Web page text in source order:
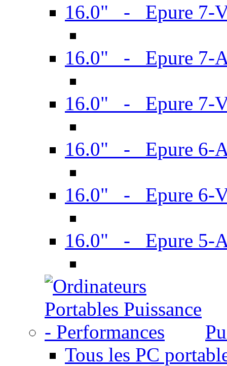
16.0" - Epure 7-
16.0" - Epure 7-
16.0" - Epure 7-
16.0" - Epure 6-
16.0" - Epure 6-
16.0" - Epure 5-
Tous les PC